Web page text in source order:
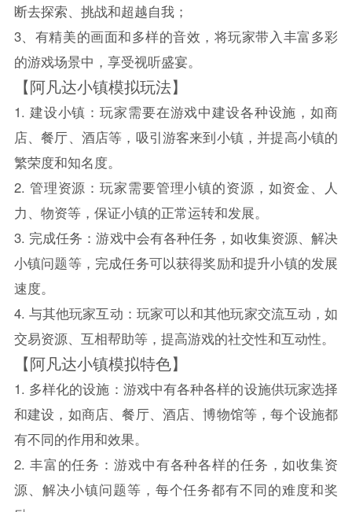
断去探索、挑战和超越自我；
3、有精美的画面和多样的音效，将玩家带入丰富多彩
的游戏场景中，享受视听盛宴。
【阿凡达小镇模拟玩法】
1. 建设小镇：玩家需要在游戏中建设各种设施，如商
店、餐厅、酒店等，吸引游客来到小镇，并提高小镇的
繁荣度和知名度。
2. 管理资源：玩家需要管理小镇的资源，如资金、人
力、物资等，保证小镇的正常运转和发展。
3. 完成任务：游戏中会有各种任务，如收集资源、解决
小镇问题等，完成任务可以获得奖励和提升小镇的发展
速度。
4. 与其他玩家互动：玩家可以和其他玩家交流互动，如
交易资源、互相帮助等，提高游戏的社交性和互动性。
【阿凡达小镇模拟特色】
1. 多样化的设施：游戏中有各种各样的设施供玩家选择
和建设，如商店、餐厅、酒店、博物馆等，每个设施都
有不同的作用和效果。
2. 丰富的任务：游戏中有各种各样的任务，如收集资
源、解决小镇问题等，每个任务都有不同的难度和奖